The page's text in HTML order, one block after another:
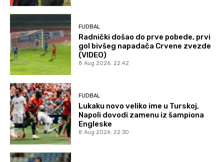
FUDBAL
Radnički došao do prve pobede, prvi
gol bivšeg napadača Crvene zvezde
(VIDEO)
8 Aug 2026. 22:42
FUDBAL
Lukaku novo veliko ime u Turskoj,
Napoli dovodi zamenu iz šampiona
Engleske
8 Aug 2026. 22:30